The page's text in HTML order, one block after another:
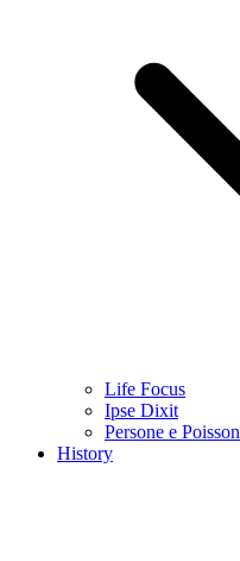
Life Focus
Ipse Dixit
Persone e Poisson
History